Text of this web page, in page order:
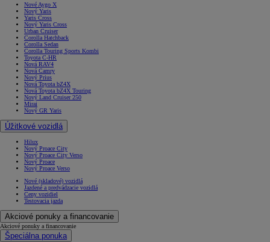
Nové Aygo X
Nový Yaris
Yaris Cross
Nový Yaris Cross
Urban Cruiser
Corolla Hatchback
Corolla Sedan
Corolla Touring Sports Kombi
Toyota C-HR
Nová RAV4
Nová Camry
Nový Prius
Nová Toyota bZ4X
Nová Toyota bZ4X Touring
Nový Land Cruiser 250
Mirai
Nový GR Yaris
Úžitkové vozidlá
Hilux
Nový Proace City
Nový Proace City Verso
Nový Proace
Nový Proace Verso
Nové (skladové) vozidlá
Jazdené a predvádzacie vozidlá
Ceny vozidiel
Testovacia jazda
Akciové ponuky a financovanie
Akciové ponuky a financovanie
Špeciálna ponuka